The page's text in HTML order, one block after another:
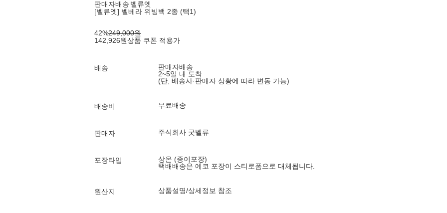
판매자배송 벨류엣
[벨류엣] 벨베라 위빙백 2종 (택1)
42%249,000원
142,926원상품 쿠폰 적용가
배송
판매자배송
2~5일 내 도착
(단, 배송사·판매자 상황에 따라 변동 가능)
배송비 무료배송
판매자 주식회사 굿벨류
포장타입
상온 (종이포장)
택배배송은 에코 포장이 스티로폼으로 대체됩니다.
원산지 상품설명/상세정보 참조